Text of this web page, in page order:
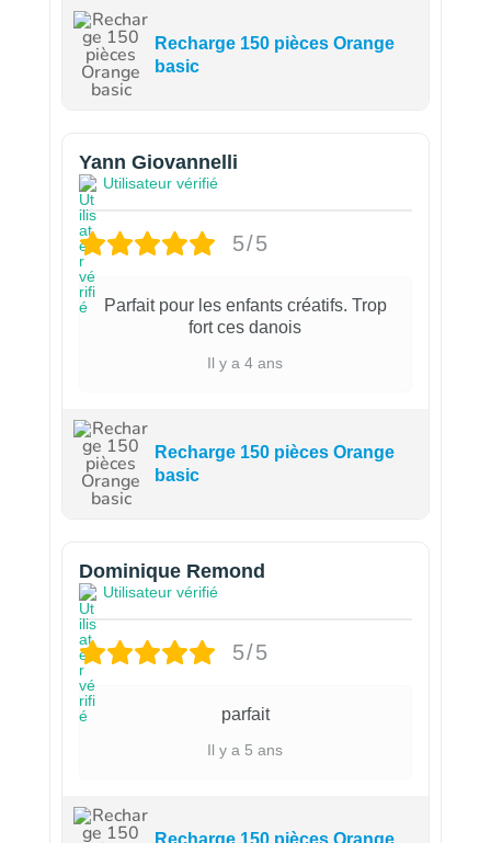
Recharge 150 pièces Orange
basic
Yann Giovannelli
Utilisateur vérifié
5/5
Parfait pour les enfants créatifs. Trop
fort ces danois
Il y a 4 ans
Recharge 150 pièces Orange
basic
Dominique Remond
Utilisateur vérifié
5/5
parfait
Il y a 5 ans
Recharge 150 pièces Orange